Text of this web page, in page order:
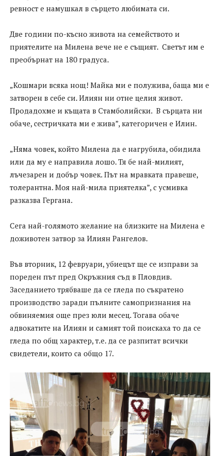
ревност е намушкал в сърцето любимата си.
Две години по-късно живота на семейството и
приятелите на Милена вече не е същият. Светът им е
преобърнат на 180 градуса.
„Кошмари всяка нощ! Майка ми е полужива, баща ми е
затворен в себе си. Илиян ни отне целия живот.
Продадохме и къщата в Стамболийски. В сърцата ни
обаче, сестричката ми е жива”, категоричен е Илин.
„Няма човек, който Милена да е нагрубила, обидила
или да му е направила лошо. Тя бе най-милият,
лъчезарен и добър човек. Път на мравката правеше,
толерантна. Моя най-мила приятелка”, с усмивка
разказва Гергана.
Сега най-голямото желание на близките на Милена е
доживотен затвор за Илиян Рангелов.
Във вторник, 12 февруари, убиецът ще се изправи за
пореден път пред Окръжния съд в Пловдив.
Заседанието трябваше да се гледа по съкратено
производство заради пълните самопризнания на
обвиняемия още през юли месец. Тогава обаче
адвокатите на Илиян и самият той поискаха то да се
гледа по общ характер, т.е. да се разпитат всички
свидетели, които са общо 17.